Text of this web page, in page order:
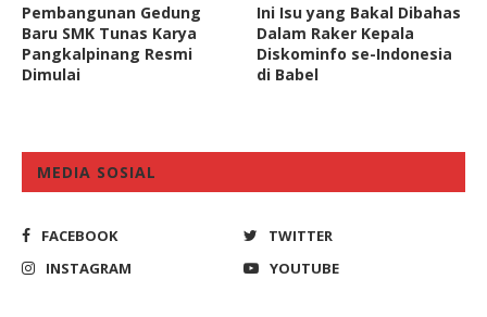
Pembangunan Gedung
Baru SMK Tunas Karya
Pangkalpinang Resmi
Dimulai
Ini Isu yang Bakal Dibahas
Dalam Raker Kepala
Diskominfo se-Indonesia
di Babel
MEDIA SOSIAL
FACEBOOK
TWITTER
INSTAGRAM
YOUTUBE